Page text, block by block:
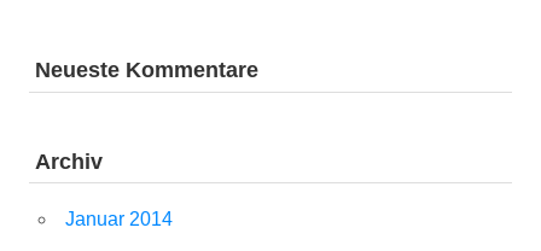
Neueste Kommentare
Archiv
Januar 2014